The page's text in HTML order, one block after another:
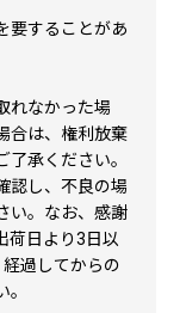
要することがあ
れなかった場
合は、権利放棄
承ください。
認し、不良の場
い。なお、感謝
荷日より3日以
過してからの